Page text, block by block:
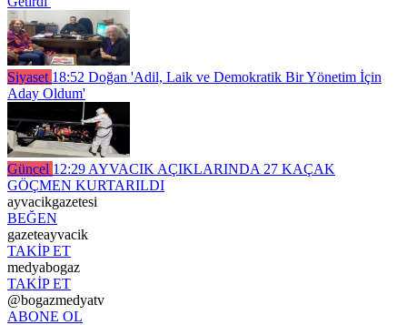
Siyaset 18:52 Doğan 'Adil, Laik ve Demokratik Bir Yönetim İçin
Aday Oldum'
Güncel 12:29 AYVACIK AÇIKLARINDA 27 KAÇAK
GÖÇMEN KURTARILDI
ayvacikgazetesi
BEĞEN
gazeteayvacik
TAKİP ET
medyabogaz
TAKİP ET
@bogazmedyatv
ABONE OL